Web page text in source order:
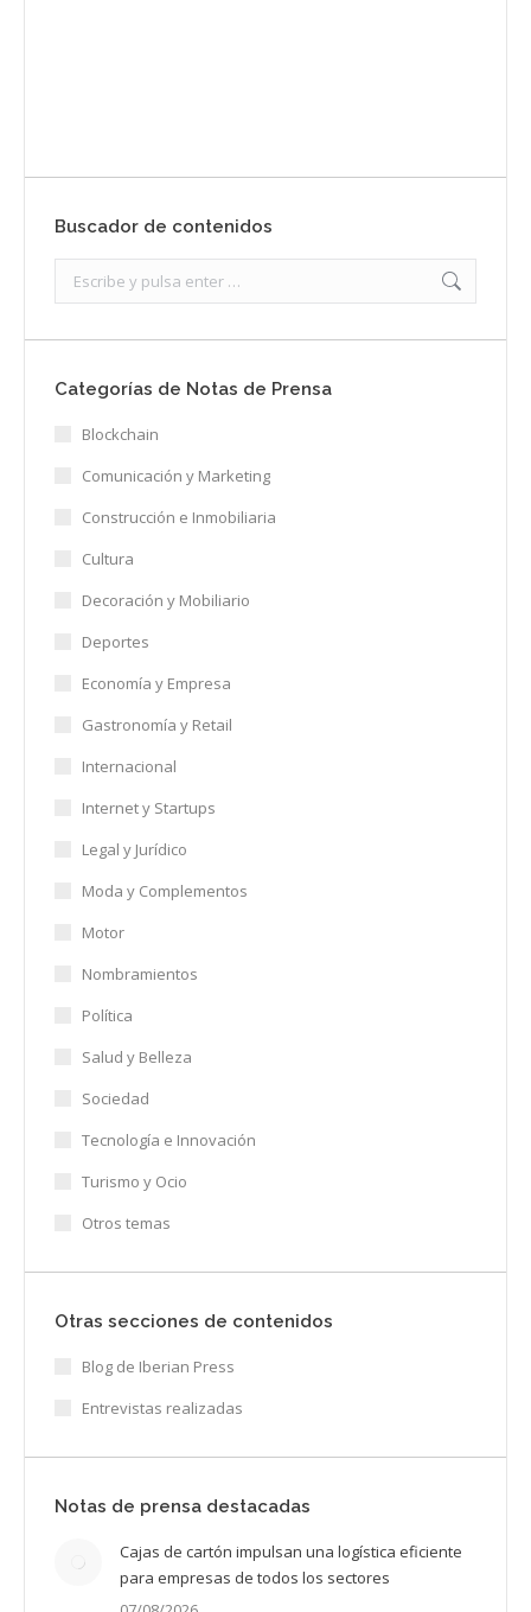
Buscador de contenidos
Categorías de Notas de Prensa
Blockchain
Comunicación y Marketing
Construcción e Inmobiliaria
Cultura
Decoración y Mobiliario
Deportes
Economía y Empresa
Gastronomía y Retail
Internacional
Internet y Startups
Legal y Jurídico
Moda y Complementos
Motor
Nombramientos
Política
Salud y Belleza
Sociedad
Tecnología e Innovación
Turismo y Ocio
Otros temas
Otras secciones de contenidos
Blog de Iberian Press
Entrevistas realizadas
Notas de prensa destacadas
Cajas de cartón impulsan una logística eficiente
para empresas de todos los sectores